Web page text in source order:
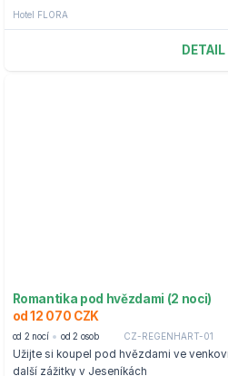
Hotel FLORA
DETAIL
Romantika pod hvězdami (2 noci)
od 12 070 CZK
od 2 nocí od 2 osob CZ-REGENHART-01
Užijte si koupel pod hvězdami ve
další zážitky v Jeseníkách